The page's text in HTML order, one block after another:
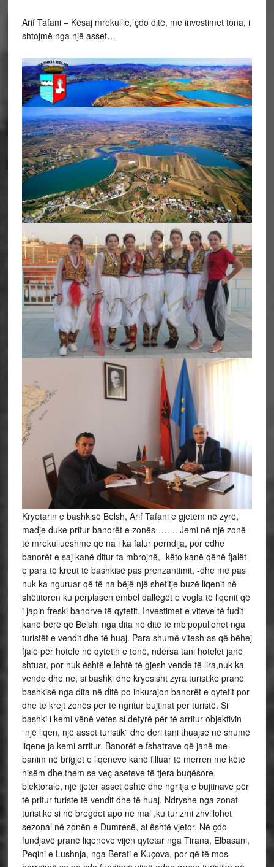
Arif Tafani – Kësaj mrekullie, çdo ditë, me investimet tona, i
shtojmë nga një asset…
Kryetarin e bashkisë Belsh, Arif Tafani e gjetëm në zyrë,
madje duke pritur banorët e zonës…….. Jemi në një zonë
të mrekullueshme që na i ka falur perndija, por edhe
banorët e saj kanë ditur ta mbrojnë,- këto kanë qënë fjalët
e para të kreut të bashkisë pas prenzantimit, -dhe më pas
nuk ka nguruar që të na bëjë një shetitje buzë liqenit në
shëtitoren ku përplasen ëmbël dallëgët e vogla të liqenit që
i japin freski banorve të qytetit. Investimet e viteve të fudit
kanë bërë që Belshi nga dita në ditë të mbipopullohet nga
turistët e vendit dhe të huaj. Para shumë vitesh as që bëhej
fjalë për hotele në qytetin e tonë, ndërsa tani hotelet janë
shtuar, por nuk është e lehtë të gjesh vende të lira,nuk ka
vende dhe ne, si bashki dhe kryesisht zyra turistike pranë
bashkisë nga dita në ditë po inkurajon banorët e qytetit por
dhe të krejt zonës për të ngritur bujtinat për turistë. Si
bashki i kemi vënë vetes si detyrë për të arritur objektivin
“një liqen, një asset turistik” dhe deri tani thuajse në shumë
liqene ja kemi arritur. Banorët e fshatrave që janë me
banim në brigjet e liqeneve kanë filluar të merren me këtë
nisëm dhe them se veç aseteve të tjera buqësore,
blektorale, një tjetër asset është dhe ngritja e bujtinave për
të pritur turiste të vendit dhe të huaj. Ndryshe nga zonat
turistike si në bregdet apo në mal ,ku turizmi zhvillohet
sezonal në zonën e Dumresë, ai është vjetor. Në çdo
fundjavë pranë liqeneve vijën qytetar nga Tirana, Elbasani,
Peqini e Lushnja, nga Berati e Kuçova, por që të mos